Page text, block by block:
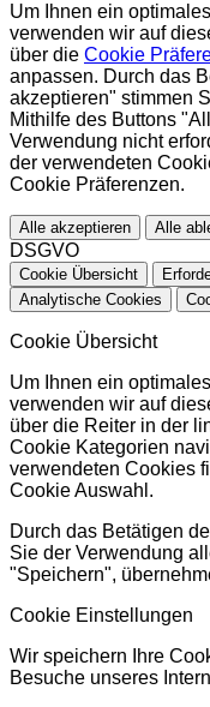
Um Ihnen ein
verwenden wir auf
über die Cookie
anpassen. Durch das
akzeptieren" stimmen
Mithilfe des Buttons
Verwendung nicht
der verwendeten
Cookie Präferenzen.
Alle akzeptieren Alle
DSGVO
Cookie Übersicht
Analytische Cookies
Cookie Übersicht
Um Ihnen ein
verwenden wir auf
über die Reiter in der
Cookie Kategorien
verwendeten Cookies
Cookie Auswahl.
Durch das Betätigen
Sie der Verwendung
"Speichern",
Cookie Einstellungen
Wir speichern Ihre
Besuche unseres